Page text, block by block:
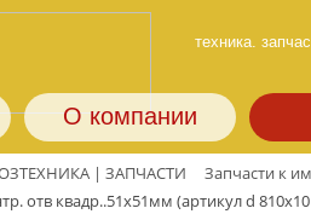
техника.
О компании
| ЗАПЧАСТИ
Запчасти к
отв квадр..51х51мм (артикул d